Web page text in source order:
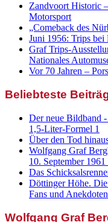
Zandvoort Historic
Motorsport
„Comeback des
Juni 1956: Trips bei
Graf Trips-
Nationales
Vor 70 Jahren –
Beliebteste
Der neue Bildband
1,5-Liter-Formel 1
Über den Tod
Wolfgang Graf
10. September
Das
Döttinger Höhe.
Fans und
Wolfgang Graf